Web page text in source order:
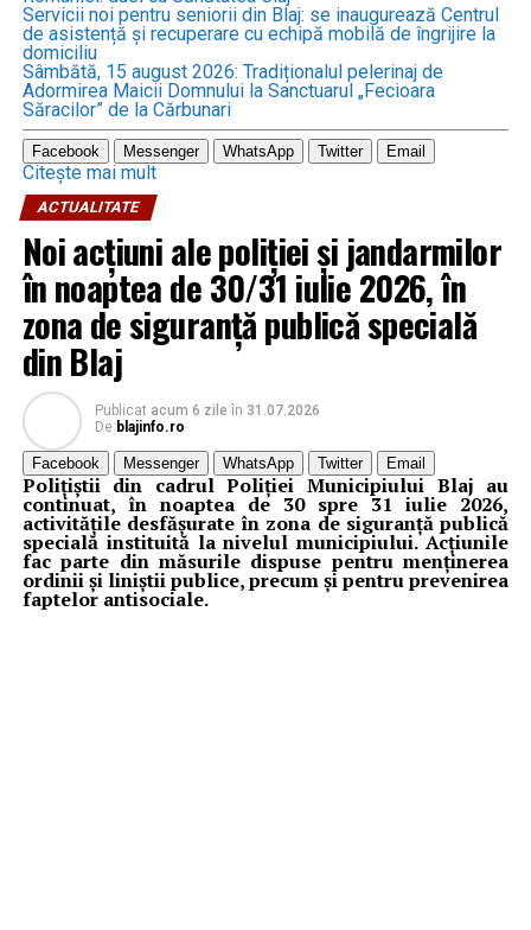
Servicii noi pentru seniorii din Blaj: se inaugurează Centrul
de asistență și recuperare cu echipă mobilă de îngrijire la
domiciliu
Sâmbătă, 15 august 2026: Tradiționalul pelerinaj de
Adormirea Maicii Domnului la Sanctuarul „Fecioara
Săracilor” de la Cărbunari
Facebook Messenger WhatsApp Twitter Email
Citește mai mult
ACTUALITATE
Noi acțiuni ale poliției și jandarmilor
în noaptea de 30/31 iulie 2026, în
zona de siguranță publică specială
din Blaj
Publicat acum 6 zile în 31.07.2026
De blajinfo.ro
Facebook Messenger WhatsApp Twitter Email
Polițiștii din cadrul Poliției Municipiului Blaj au
continuat, în noaptea de 30 spre 31 iulie 2026,
activitățile desfășurate în zona de siguranță publică
specială instituită la nivelul municipiului. Acțiunile
fac parte din măsurile dispuse pentru menținerea
ordinii și liniștii publice, precum și pentru prevenirea
faptelor antisociale.